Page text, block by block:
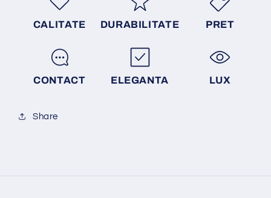
CALITATE DURABILITATE PRET
CONTACT ELEGANTA LUX
Share